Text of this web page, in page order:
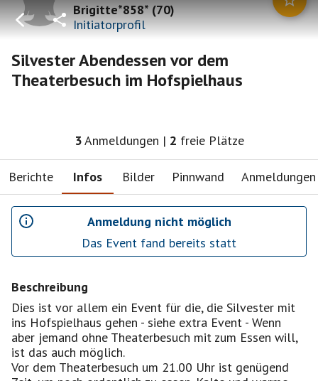
Brigitte*858*(70)
Initiatorprofil
Silvester Abendessen vor dem
Theaterbesuch im Hofspielhaus
3Anmeldungen | 2 freie Plätze
Berichte Infos Bilder Pinnwand Anmeldungen
Anmeldung nicht möglich
Das Event fand bereits statt
Beschreibung
Dies ist vor allem ein Event für die, die Silvester mit
ins Hofspielhaus gehen - siehe extra Event - Wenn
aber jemand ohne Theaterbesuch mit zum Essen will,
ist das auch möglich.
Vor dem Theaterbesuch um 21.00 Uhr ist genügend